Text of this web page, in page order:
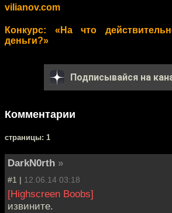
vilianov.com
Конкурс: «На что
деньги?»
Подписывайся на
Комментарии
cтраницы: 1
DarkN0rth »
#1 | 12.06.14 03:18
[Highscreen Boobs]
извините.